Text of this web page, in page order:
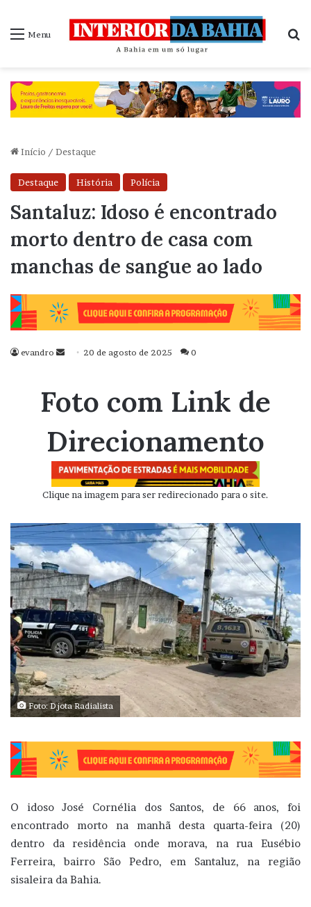
Menu
Início / Destaque
Destaque História Polícia
Santaluz: Idoso é encontrado
morto dentro de casa com
manchas de sangue ao lado
evandro
Mande
mail
20 de agosto de 2025 0
Foto com Link de
Direcionamento
Clique na imagem para ser redirecionado para o site.
Foto: Djota Radialista
O idoso José Cornélia dos Santos, de 66 anos, foi
encontrado morto na manhã desta quarta-feira (20)
dentro da residência onde morava, na rua Eusébio
Ferreira, bairro São Pedro, em Santaluz, na região
sisaleira da Bahia.